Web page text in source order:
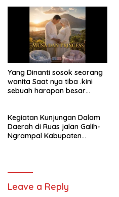
demi mewujudkan
pembangunan yang
berkelanjutan. Dirgahayu
Kabupaten Pati ke-703.
Salam sedulur Pati Selawase.
Facebook
Yang Dinanti sosok seorang
wanita Saat nya tiba .kini
sebuah harapan besar
menciptakan lagu Untuk si
buah hati yang berjudul
Musa & Princes.
Kegiatan Kunjungan Dalam
Daerah di Ruas jalan Galih-
Ngrampal Kabupaten
Leave a Reply